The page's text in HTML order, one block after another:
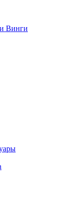
Винги